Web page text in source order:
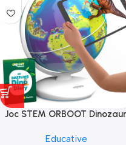
Joc STEM ORBOOT
Educative